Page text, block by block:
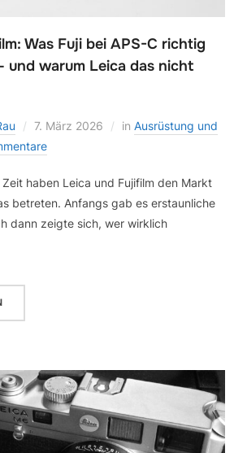
Was Fuji bei APS-C richtig
und warum Leica das nicht
7. März 2026 in Ausrüstung und
haben Leica und Fujifilm den Markt
betreten. Anfangs gab es erstaunliche
dann zeigte sich, wer wirklich